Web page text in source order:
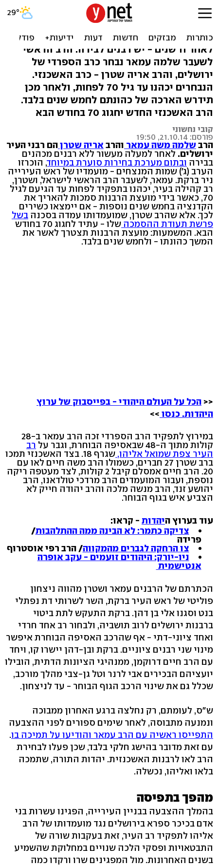
רבנים לירושלים: הרב שלמה
עמאר והרב אריה שטרן
לאחר 11 שנים - יש רבנים לבירה: הרב הראשי
לשעבר שלמה עמאר נבחר כרב הספרדי של
ירושלים, והרב אריה שטרן - כרב האשכנזי.
הנבחרים יכהנו עד גיל 70 לפחות, ולאחר מכן
תידרש הארכה של כהונתם לחמש שנים בלבד.
הרב האשכנזי החדש יחגוג 70 בחודש הבא
קובי נחשוני
פורסם: 21.10.14, 19:50
הרבשלמה משה עמאר והרב אריה שטרןהם רבני העיר
ירושלים. לאחר למעלה מעשור ללא רבנים מכהנים
בבירה ובתום מערכת בחירות סוערת במיוחד, הוכרזו
הערב (ג') שמות המנצחים - מועמדיו של ראש העירייה
ניר ברקת. עמאר, לשעבר הרב הראשי לישראל, ושטרן,
רב קהילה בעיר, יכהנו בתפקיד לפחות עד הגיעם לגיל
70, כאשר בידי מועצת הרבנות סמכות להאריך את
הקדנציה בחמש שנים נוספות - אם יימצאו כשירים
לכך. אלא שהרב שטרן, שמועמדותו עמדה בסכנה בשל
פרשת תעודת ההסמכה שלו - עתיד לחגוג 70 בחודש
הבא. המשמעות: מועצת הרבנות תצטרך לאשר את
המשך כהונתו - ולחמש שנים בלבד.
<< הכל על העולם היהודי - בפייסבוק של ערוץ
היהדות. כנסו >>
במירוץ לתפקיד הרב הספרדי זכה הרב עמאר ב-28
קולות מתוך ה-48 שבאסיפה הבוחרת, וגבר על רב
העיר צפת שמואל אליהו, שגרף 18. בצד האשכנזי תמכו
ברב שטרן 27 חברים, כשמולו הרב משה חיים לאו עם
20. הרב חיים אמסלם קיבל 2 קולות, לצד מעטפה ריקה
נוספת, ועבור המועמדים הרב מרדכי טולדאנו, הרב
יהושע זנד, הרב מנשה מלכה והרב יהודה חייק לא
הצביע איש בגוף הבוחר.
עוד בערוץ היהדות - קראו:
צדיקה כתמר: לא הבינה ממה ההתלהבות/
פרידה
צו הרחקה לגברים מהמקווה/ הרב רפי אוסטרוף
ניו-יורק: היהודים זועמים - עקב אופרה
אנטישמית
הכתרתם של הרבנים עמאר ושטרן מהווה ניצחון
פוליטי של ראש העיר ברקת, השר לשרותי דת נפתלי
בנט וסגנו אלי בן דהן. ברקת התעקש לתת ביטוי
ברבנות ירושלים לרוב תושביה, ולבחור רב אחד חרדי
ואחד ציוני-דתי - אף שהרכב האסיפה הבוחרת איפשר
מינוי שני רבנים ציוניים. ברקת ובן-דהן יישרו קו, ויחד
עם הרב חיים דרוקמן, ממנהיגי הציונות הדתית, הובילו
יועציהם הבכירים אבי לרנר וטל גן-צבי מהלך מורכב,
שכלל גם את שינוי הרכב הגוף הבוחר - עד לניצחון.
ש"ס, לעומתם, רק נחלצה ברגע האחרון ממבוכה
ונמנעה מתבוסה, לאחר שימים ספורים לפני ההצבעה
התפייסו ראשיה עם הרב עמאר והודיעו על תמיכה בו.
עם זאת מדובר בהישג חלקי בלבד, שכן פעלו לבחירת
הרב לאו לרבנות האשכנזית. יהדות התורה, שתמכה
בלאו ואליהו, נכשלה.
מהפך בתפיסה
בהמלך ההצבעה בבניין העירייה, הפגינו עשרות בני
אדם בכיכר ספרא בירושלים נגד מועמדותו של הרב
אליהו לתפקיד רב העיר, זאת בעקבות שורה של
התבטאויות ופסקי הלכה שנויים במחלוקת שהשמיע
בשנים האחרונות. מול המפגינים שרו ורקדו כמה